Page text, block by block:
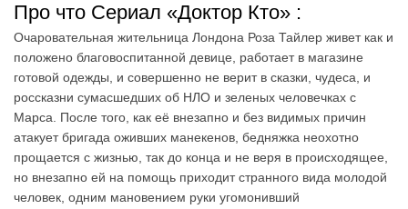
Про что Сериал «Доктор Кто» :
Очаровательная жительница Лондона Роза Тайлер живет как и
положено благовоспитанной девице, работает в магазине
готовой одежды, и совершенно не верит в сказки, чудеса, и
россказни сумасшедших об НЛО и зеленых человечках с
Марса. После того, как её внезапно и без видимых причин
атакует бригада оживших манекенов, бедняжка неохотно
прощается с жизнью, так до конца и не веря в происходящее,
но внезапно ей на помощь приходит странного вида молодой
человек, одним мановением руки угомонивший